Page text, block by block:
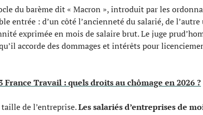
du barème dit « Macron », introduit par les
entrée : d’un côté l’ancienneté du salarié, de
exprimée en mois de salaire brut. Le juge
accorde des dommages et intérêts pour
France Travail : quels droits au chômage en 2026 ?
de l’entreprise.Les salariés d’entreprises de